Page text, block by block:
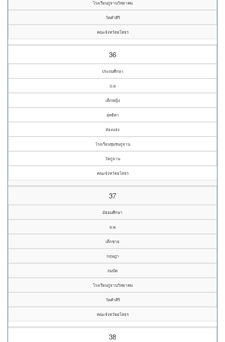
โรงเรียนกู่จานวิทยาคม
วัดคำศิริ
คณะจังหวัดยโสธร
36
ประถมศึกษา
ป.๔
เด็กหญิง
สุทธิดา
ส่องแสง
โรงเรียนชุมชนกู่จาน
วัดกู่จาน
คณะจังหวัดยโสธร
37
มัธยมศึกษา
ม.๒
เด็กชาย
กฤษฎา
ถมปัด
โรงเรียนกู่จานวิทยาคม
วัดคำศิริ
คณะจังหวัดยโสธร
38